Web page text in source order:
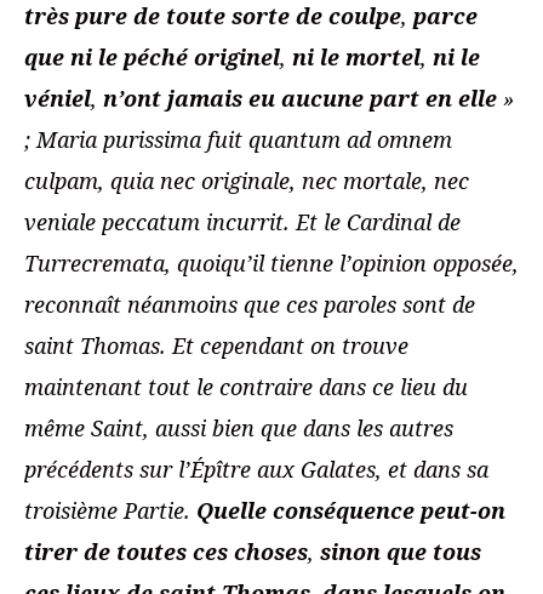
très pure de toute sorte de coulpe, parce
que ni le péché originel, ni le mortel, ni le
véniel, n’ont jamais eu aucune part en elle »
; Maria purissima fuit quantum ad omnem
culpam, quia nec originale, nec mortale, nec
veniale peccatum incurrit. Et le Cardinal de
Turrecremata, quoiqu’il tienne l’opinion opposée,
reconnaît néanmoins que ces paroles sont de
saint Thomas. Et cependant on trouve
maintenant tout le contraire dans ce lieu du
même Saint, aussi bien que dans les autres
précédents sur l’Épître aux Galates, et dans sa
troisième Partie. Quelle conséquence peut-on
tirer de toutes ces choses, sinon que tous